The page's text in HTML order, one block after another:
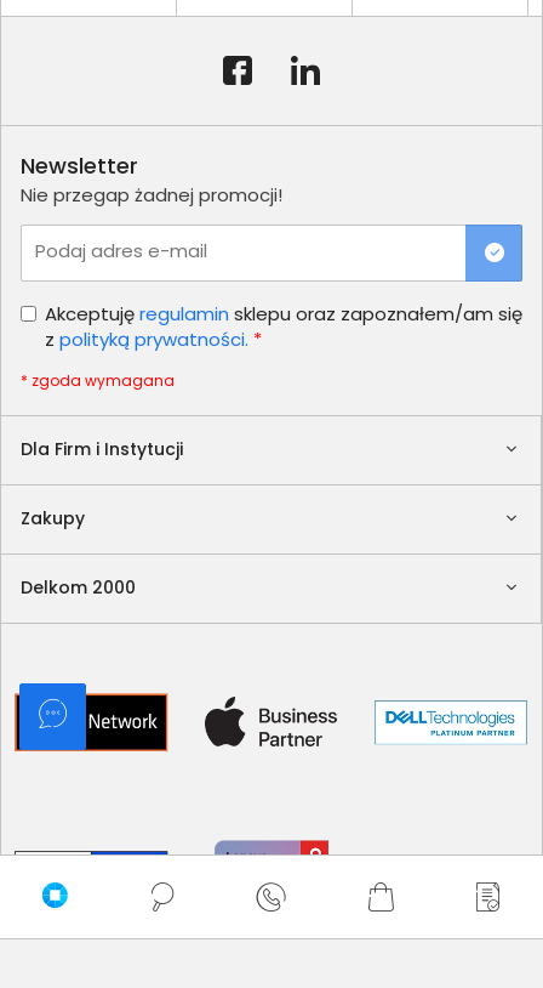
Dla Firm i Instytucji
Zakupy
Delkom 2000
Newsletter
Nie przegap żadnej promocji!
Podaj adres e-mail
Akceptujęregulamin sklepu oraz zapoznałem/am się
z polityką prywatności. *
* zgoda wymagana